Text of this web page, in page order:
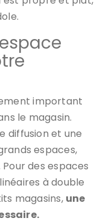
important
le magasin.
diffusion et une
espaces,
des espaces
à double
magasins, une